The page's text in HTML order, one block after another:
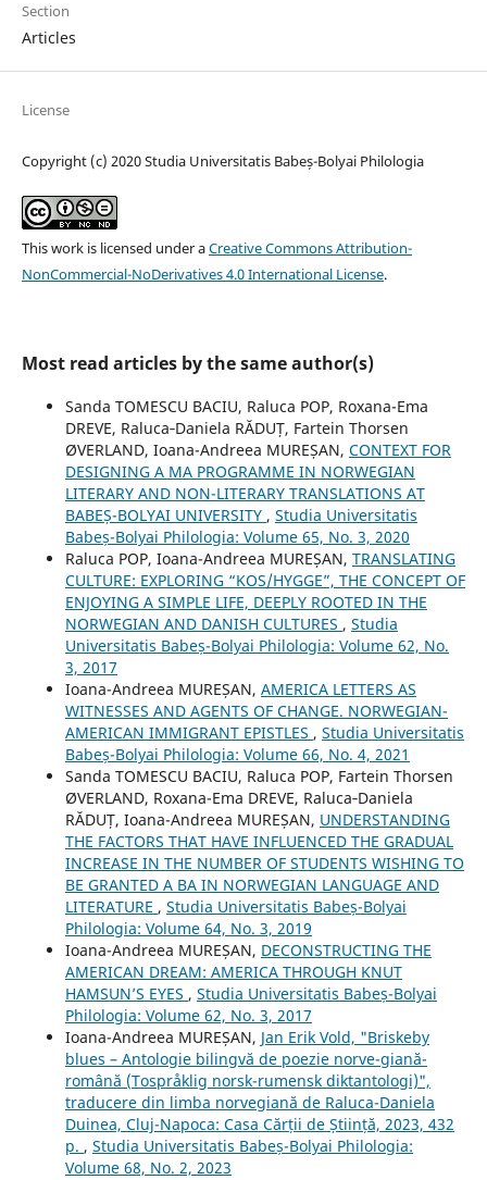
Section
Articles
License
Copyright (c) 2020 Studia Universitatis Babeș-Bolyai Philologia
This work is licensed under aCreative Commons Attribution-
NonCommercial-NoDerivatives 4.0 International License.
Most read articles by the same author(s)
Sanda TOMESCU BACIU, Raluca POP, Roxana-Ema
DREVE, Raluca‐Daniela RĂDUȚ, Fartein Thorsen
ØVERLAND, Ioana-Andreea MUREȘAN, CONTEXT FOR
DESIGNING A MA PROGRAMME IN NORWEGIAN
LITERARY AND NON-LITERARY TRANSLATIONS AT
BABEȘ-BOLYAI UNIVERSITY , Studia Universitatis
Babeș-Bolyai Philologia: Volume 65, No. 3, 2020
Raluca POP, Ioana-Andreea MUREȘAN, TRANSLATING
CULTURE: EXPLORING “KOS/HYGGE”, THE CONCEPT OF
ENJOYING A SIMPLE LIFE, DEEPLY ROOTED IN THE
NORWEGIAN AND DANISH CULTURES , Studia
Universitatis Babeș-Bolyai Philologia: Volume 62, No.
3, 2017
Ioana-Andreea MUREȘAN, AMERICA LETTERS AS
WITNESSES AND AGENTS OF CHANGE. NORWEGIAN-
AMERICAN IMMIGRANT EPISTLES , Studia Universitatis
Babeș-Bolyai Philologia: Volume 66, No. 4, 2021
Sanda TOMESCU BACIU, Raluca POP, Fartein Thorsen
ØVERLAND, Roxana-Ema DREVE, Raluca‐Daniela
RĂDUȚ, Ioana-Andreea MUREȘAN, UNDERSTANDING
THE FACTORS THAT HAVE INFLUENCED THE GRADUAL
INCREASE IN THE NUMBER OF STUDENTS WISHING TO
BE GRANTED A BA IN NORWEGIAN LANGUAGE AND
LITERATURE , Studia Universitatis Babeș-Bolyai
Philologia: Volume 64, No. 3, 2019
Ioana-Andreea MUREȘAN, DECONSTRUCTING THE
AMERICAN DREAM: AMERICA THROUGH KNUT
HAMSUN’S EYES , Studia Universitatis Babeș-Bolyai
Philologia: Volume 62, No. 3, 2017
Ioana-Andreea MUREȘAN, Jan Erik Vold, "Briskeby
blues – Antologie bilingvă de poezie norve-giană-
română (Tospråklig norsk-rumensk diktantologi)",
traducere din limba norvegiană de Raluca-Daniela
Duinea, Cluj-Napoca: Casa Cărții de Știință, 2023, 432
p. , Studia Universitatis Babeș-Bolyai Philologia:
Volume 68, No. 2, 2023